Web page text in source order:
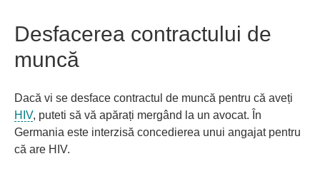
Desfacerea contractului de
muncă
Dacă vi se desface contractul de muncă pentru că aveți
HIV, puteti să vă apărați mergând la un avocat. În
Germania este interzisă concedierea unui angajat pentru
că are HIV.